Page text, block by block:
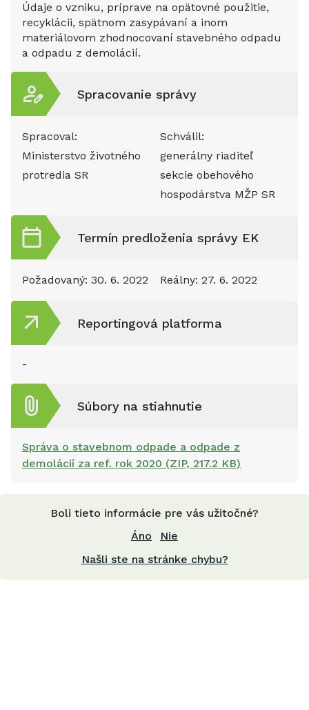
Údaje o vzniku, príprave na opätovné použitie,
recyklácii, spätnom zasypávaní a inom
materiálovom zhodnocovaní stavebného odpadu
a odpadu z demolácií.
Spracovanie správy
Spracoval:
Ministerstvo životného
protredia SR
Schválil:
generálny riaditeľ
sekcie obehového
hospodárstva MŽP SR
Termín predloženia správy EK
Požadovaný: 30. 6. 2022 Reálny: 27. 6. 2022
Reportingová platforma
-
Súbory na stiahnutie
Správa o stavebnom odpade a odpade z
demolácií za ref. rok 2020 (ZIP, 217.2 KB)
Boli tieto informácie pre vás užitočné?
Áno
Nie
Našli ste na stránke chybu?